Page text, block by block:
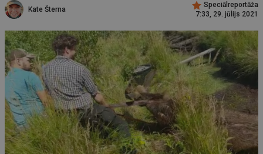
Kate Šterna
Speciālreportāža
7:33, 29. jūlijs 2021